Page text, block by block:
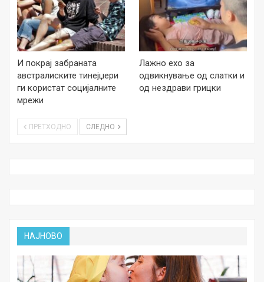
И покрај забраната
австралиските тинејџери
ги користат социјалните
мрежи
Лажно ехо за
одвикнување од слатки и
од нездрави грицки
ПРЕТХОДНО СЛЕДНО
НАЈНОВО